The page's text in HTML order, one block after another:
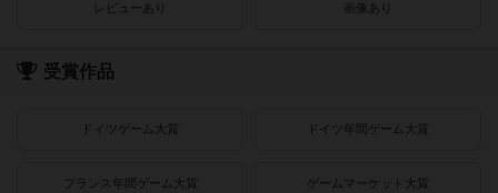
レビューあり 画像あり
受賞作品
ドイツゲーム大賞 ドイツ年間ゲーム大賞
フランス年間ゲーム大賞 ゲームマーケット大賞